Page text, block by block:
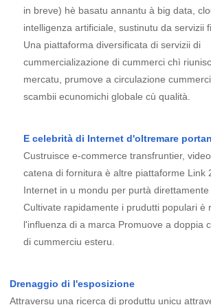
in breve) hè basatu annantu à big data,
intelligenza artificiale, sustinutu da servizii
Una piattaforma diversificata di servizii di
cummercializazione di cummerci chì
mercatu, prumove a circulazione
scambii ecunomichi globale cù qualità.
E celebrità di Internet d'oltremare
Custruisce e-commerce transfruntier,
catena di fornitura è altre piattaforme Link
Internet in u mondu per purtà
Cultivate rapidamente i prudutti populari è
l'influenza di a marca Promuove a doppia
di cummerciu esteru.
Drenaggio di l'esposizione
Attraversu una ricerca di produttu unicu